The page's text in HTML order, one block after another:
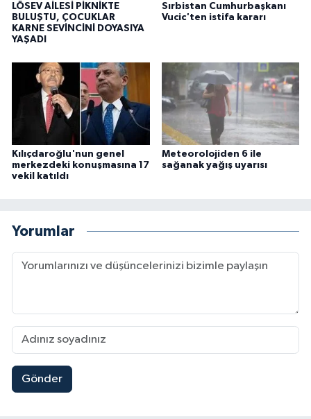
LÖSEV AİLESİ PİKNİKTE
BULUŞTU, ÇOCUKLAR
KARNE SEVİNCİNİ DOYASIYA
YAŞADI
Sırbistan Cumhurbaşkanı
Vucic'ten istifa kararı
Kılıçdaroğlu'nun genel
merkezdeki konuşmasına 17
vekil katıldı
Meteorolojiden 6 ile
sağanak yağış uyarısı
Yorumlar
Gönder